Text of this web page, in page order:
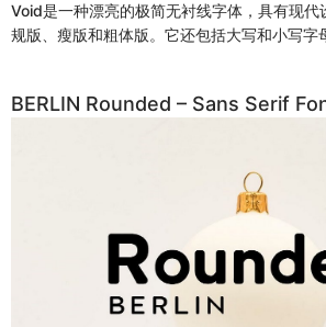
Void是一种漂亮的极简无衬线字体，具有现代
规版、瘦版和粗体版。它还包括大写和小写字
BERLIN Rounded – Sans Serif